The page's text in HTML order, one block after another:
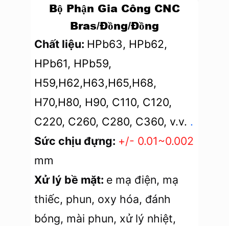
Bộ Phận Gia Công CNC
Bras/Đồng/Đồng
Chất liệu: HPb63, HPb62,
HPb61, HPb59,
H59,H62,H63,H65,H68,
H70,H80, H90, C110, C120,
C220, C260, C280, C360, v.v. .
Sức chịu đựng: +/- 0.01~0.002
mm
Xử lý bề mặt: e mạ điện, mạ
thiếc, phun, oxy hóa, đánh
bóng, mài phun, xử lý nhiệt,